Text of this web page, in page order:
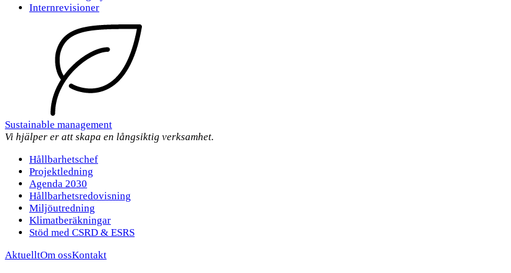
Internrevisioner
Sustainable management
Vi hjälper er att skapa en långsiktig verksamhet.
Hållbarhetschef
Projektledning
Agenda 2030
Hållbarhetsredovisning
Miljöutredning
Klimatberäkningar
Stöd med CSRD & ESRS
AktuelltOm ossKontakt